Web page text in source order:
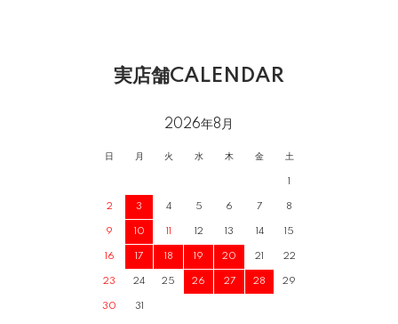
実店舗CALENDAR
2026年8月
日 月 火 水 木 金 土
1
2 3 4 5 6 7 8
9 10 11 12 13 14 15
16 17 18 19 20 21 22
23 24 25 26 27 28 29
30 31